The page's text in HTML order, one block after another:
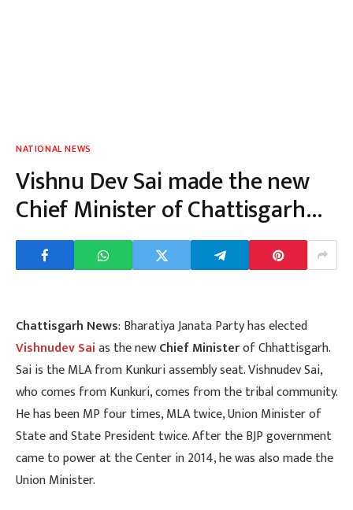
NATIONAL NEWS
Vishnu Dev Sai made the new
Chief Minister of Chattisgarh…
Chattisgarh News: Bharatiya Janata Party has elected
Vishnudev Saias the newChief Ministerof Chhattisgarh.
Sai is the MLA from Kunkuri assembly seat. Vishnudev Sai,
who comes from Kunkuri, comes from the tribal community.
He has been MP four times, MLA twice, Union Minister of
State and State President twice. After the BJP government
came to power at the Center in 2014, he was also made the
Union Minister.